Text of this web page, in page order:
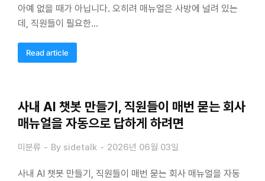
아예 없을 때가 아닙니다. 오히려 매뉴얼은 사방에 널려 있는
데, 직원들이 필요한…
Read article
사내 AI 챗봇 만들기, 직원들이 매번 묻는 회사
매뉴얼을 자동으로 답하게 하려면
미분류 By sidetalk 2026년 06월 03일
사내 AI 챗봇 만들기, 직원들이 매번 묻는 회사 매뉴얼을 자동